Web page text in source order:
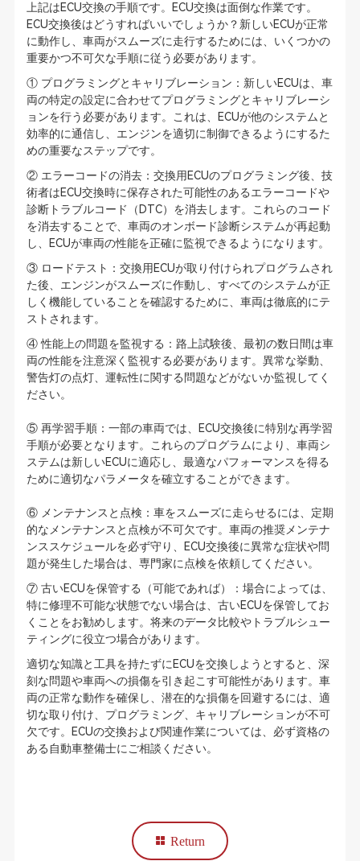
上記はECU交換の手順です。ECU交換は面倒な作業です。
ECU交換後はどうすればいいでしょうか？新しいECUが正常
に動作し、車両がスムーズに走行するためには、いくつかの
重要かつ不可欠な手順に従う必要があります。
① プログラミングとキャリブレーション：新しいECUは、車
両の特定の設定に合わせてプログラミングとキャリブレーシ
ョンを行う必要があります。これは、ECUが他のシステムと
効率的に通信し、エンジンを適切に制御できるようにするた
めの重要なステップです。
② エラーコードの消去：交換用ECUのプログラミング後、技
術者はECU交換時に保存された可能性のあるエラーコードや
診断トラブルコード（DTC）を消去します。これらのコード
を消去することで、車両のオンボード診断システムが再起動
し、ECUが車両の性能を正確に監視できるようになります。
③ ロードテスト：交換用ECUが取り付けられプログラムされ
た後、エンジンがスムーズに作動し、すべてのシステムが正
しく機能していることを確認するために、車両は徹底的にテ
ストされます。
④ 性能上の問題を監視する：路上試験後、最初の数日間は車
両の性能を注意深く監視する必要があります。異常な挙動、
警告灯の点灯、運転性に関する問題などがないか監視してく
ださい。
⑤ 再学習手順：一部の車両では、ECU交換後に特別な再学習
手順が必要となります。これらのプログラムにより、車両シ
ステムは新しいECUに適応し、最適なパフォーマンスを得る
ために適切なパラメータを確立することができます。
⑥ メンテナンスと点検：車をスムーズに走らせるには、定期
的なメンテナンスと点検が不可欠です。車両の推奨メンテナ
ンススケジュールを必ず守り、ECU交換後に異常な症状や問
題が発生した場合は、専門家に点検を依頼してください。
⑦ 古いECUを保管する（可能であれば）：場合によっては、
特に修理不可能な状態でない場合は、古いECUを保管してお
くことをお勧めします。将来のデータ比較やトラブルシュー
ティングに役立つ場合があります。
適切な知識と工具を持たずにECUを交換しようとすると、深
刻な問題や車両への損傷を引き起こす可能性があります。車
両の正常な動作を確保し、潜在的な損傷を回避するには、適
切な取り付け、プログラミング、キャリブレーションが不可
欠です。ECUの交換および関連作業については、必ず資格の
ある自動車整備士にご相談ください。
Return